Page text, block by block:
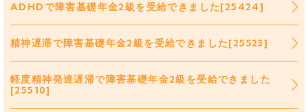
ADHDで障害基礎年金2級を受給できました[25424]
精神遅滞で障害基礎年金2級を受給できました[25523]
軽度精神発達遅滞で障害基礎年金2級を受給できました
[25510]